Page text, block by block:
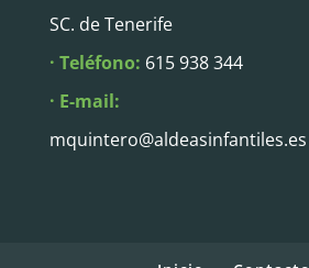
SC. de Tenerife
· Teléfono: 615 938 344
· E-mail:
mquintero@aldeasinfantiles.es